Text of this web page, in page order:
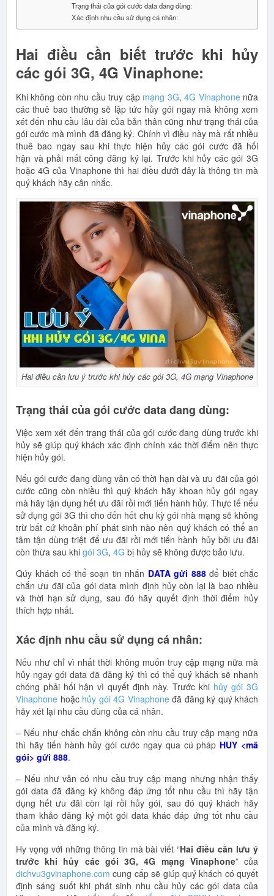
Trạng thái của gói cước data đang dùng:
Xác định nhu cầu sử dụng cá nhân:
Hai điều cần biết trước khi hủy
các gói 3G, 4G Vinaphone:
Khi không còn nhu cầu truy cập mạng 3G,4G Vinaphonenữa
các thuê bao thường sẽ lập tức hủy gói ngay mà không xem
xét đến nhu cầu lâu dài của bản thân cũng như trạng thái của
gói cước mà mình đã đăng ký. Chính vì điều này mà rất nhiều
thuê bao ngay sau khi thực hiện hủy các gói cước đã hối
hận và phải mất công đăng ký lại. Trước khi hủy các gói 3G
hoặc 4G của Vinaphone thì hai điều dưới đây là thông tin mà
quý khách hãy cân nhắc.
Hai điều cần lưu ý trước khi hủy các gói 3G, 4G mạng Vinaphone
Trạng thái của gói cước data đang dùng:
Việc xem xét đến trạng thái của gói cước đang dùng trước khi
hủy sẽ giúp quý khách xác định chính xác thời điểm nên thực
hiện hủy gói.
Nếu gói cước đang dùng vẫn có thời hạn dài và ưu đãi của gói
cước cũng còn nhiều thì quý khách hãy khoan hủy gói ngay
mà hãy tận dụng hết ưu đãi rồi mới tiến hành hủy. Thực tế nếu
sử dụng gói 3G thì cho đến hết chu kỳ gói nhà mạng sẽ không
trừ bất cứ khoản phí phát sinh nào nên quý khách có thể an
tâm tận dùng triệt để ưu đãi rồi mới tiến hành hủy bởi ưu đãi
còn thừa sau khi gói 3G, 4G bị hủy sẽ không được bảo lưu.
Qúy khách có thể soạn tin nhắn DATA gửi 888để biết chắc
chắn ưu đãi của gói data mình định hủy còn lại là bao nhiều
và thời hạn sử dụng, sau đó hãy quyết định thời điểm hủy
thích hợp nhất.
Xác định nhu cầu sử dụng cá nhân:
Nếu như chỉ vì nhất thời không muốn truy cập mạng nữa mà
hủy ngay gói data đã đăng ký thì có thể quý khách sẽ nhanh
chóng phải hối hận vì quyết định này. Trước khi hủy gói 3G
Vinaphone hoặc hủy gói 4G Vinaphoneđã đăng ký quý khách
hãy xét lại nhu cầu dùng của cá nhân.
– Nếu như chắc chắn không còn nhu cầu truy cập mạng nữa
thì hãy tiến hành hủy gói cước ngay qua cú pháp HUY <mã
gói> gửi 888.
– Nếu như vẫn có nhu cầu truy cập mạng nhưng nhận thấy
gói data đã đăng ký không đáp ứng tốt nhu cầu thì hãy tận
dụng hết ưu đãi còn lại rồi hủy gói, sau đó quý khách hãy
tham khảo đăng ký một gói data khác đáp ứng tốt nhu cầu
của mình và đăng ký.
Hy vọng với những thông tin mà bài viết “Hai điều cần lưu ý
trước khi hủy các gói 3G, 4G mạng Vinaphone” của
dichvu3gvinaphone.com cung cấp sẽ giúp quý khách có quyết
định sáng suốt khi phát sinh nhu cầu hủy các gói data của